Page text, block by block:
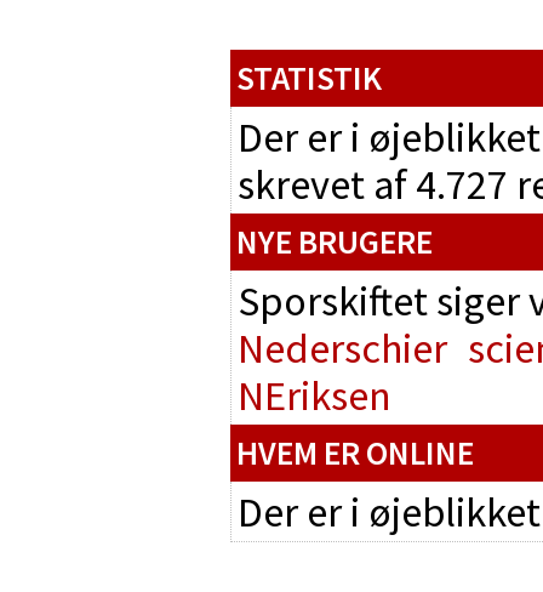
STATISTIK
Der er i
skrevet af 4.727
NYE BRUGERE
Sporskiftet
Nederschier
NEriksen
HVEM ER ONLINE
Der er i